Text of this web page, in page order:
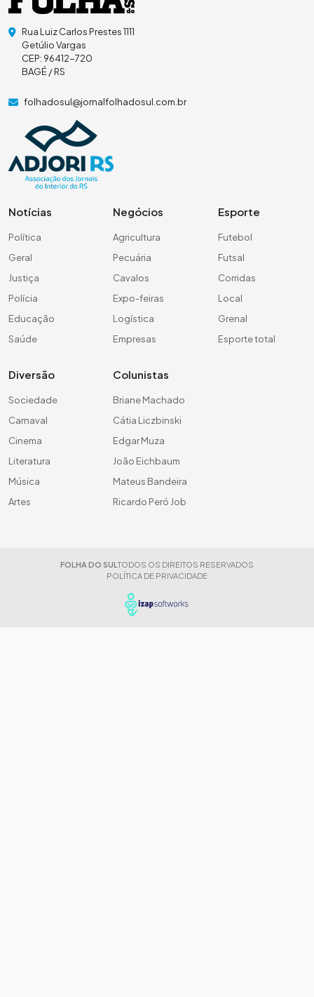
Rua Luiz Carlos Prestes 1111
Getúlio Vargas
CEP: 96412-720
BAGÉ / RS
folhadosul@jornalfolhadosul.com.br
Notícias
Política
Geral
Justiça
Polícia
Educação
Saúde
Negócios
Agricultura
Pecuária
Cavalos
Expo-feiras
Logística
Empresas
Esporte
Futebol
Futsal
Corridas
Local
Grenal
Esporte total
Diversão
Sociedade
Carnaval
Cinema
Literatura
Música
Artes
Colunistas
Briane Machado
Cátia Liczbinski
Edgar Muza
João Eichbaum
Mateus Bandeira
Ricardo Peró Job
FOLHA DO SUL TODOS OS DIREITOS RESERVADOS
POLÍTICA DE PRIVACIDADE